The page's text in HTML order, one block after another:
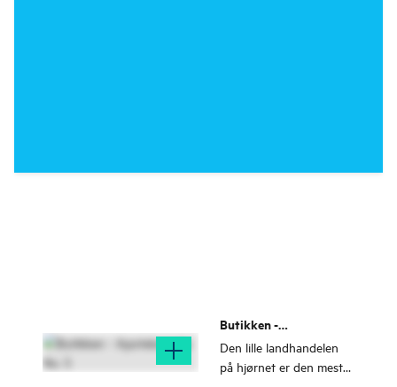
Butikken -
Apotekergata No. 5
Den lille landhandelen
på hjørnet er den mest